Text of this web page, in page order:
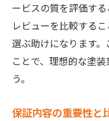
ービスの質を評価す
レビューを比較する
選ぶ助けになります
ことで、理想的な塗
う。
保証内容の重要性と